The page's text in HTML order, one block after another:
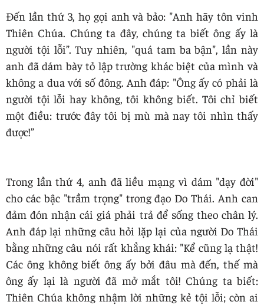
Đến lần thứ 3, họ gọi anh và bảo: "Anh hãy tôn vinh
Thiên Chúa. Chúng ta đây, chúng ta biết ông ấy là
người tội lỗi”. Tuy nhiên, "quá tam ba bận", lần này
anh đã dám bày tỏ lập trường khác biệt của mình và
không a dua với số đông. Anh đáp: "Ông ấy có phải là
người tội lỗi hay không, tôi không biết. Tôi chỉ biết
một điều: trước đây tôi bị mù mà nay tôi nhìn thấy
được!”
Trong lần thứ 4, anh đã liều mạng vì dám "dạy đời"
cho các bậc "trầm trọng" trong đạo Do Thái. Anh can
đảm đón nhận cái giá phải trả để sống theo chân lý.
Anh đáp lại những câu hỏi lặp lại của người Do Thái
bằng những câu nói rất khẳng khái: "Kể cũng lạ thật!
Các ông không biết ông ấy bởi đâu mà đến, thế mà
ông ấy lại là người đã mở mắt tôi! Chúng ta biết:
Thiên Chúa không nhậm lời những kẻ tội lỗi; còn ai